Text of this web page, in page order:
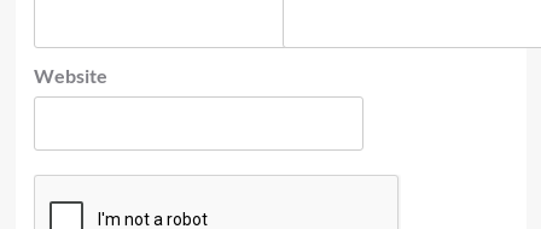
Website